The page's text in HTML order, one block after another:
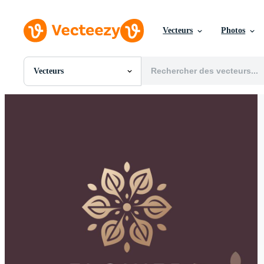
Vecteurs Photos
Vecteurs
Toutes Images
Motion graphics
Images Éditoriales
Événements Éditoriaux